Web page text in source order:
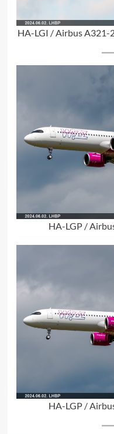
HA-LGI / Airbus A321-
HA-LGP /
HA-LGP /